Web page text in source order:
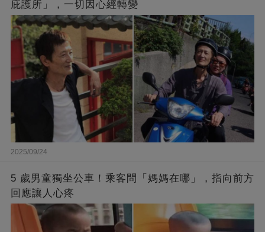
庇護所」，一切因心經轉變
2025/09/24
5 歲男童獨坐公車！乘客問「媽媽在哪」，指向前方
回應讓人心疼